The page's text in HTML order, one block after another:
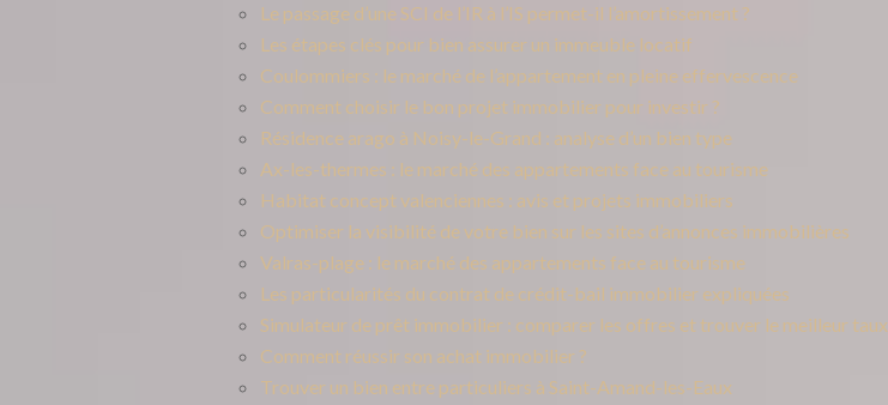
Le passage d’une SCI de l’IR à l’IS permet-il l’amortissement ?
Les étapes clés pour bien assurer un immeuble locatif
Coulommiers : le marché de l’appartement en pleine effervescence
Comment choisir le bon projet immobilier pour investir ?
Résidence arago à Noisy-le-Grand : analyse d’un bien type
Ax-les-thermes : le marché des appartements face au tourisme
Habitat concept valenciennes : avis et projets immobiliers
Optimiser la visibilité de votre bien sur les sites d’annonces immobilières
Valras-plage : le marché des appartements face au tourisme
Les particularités du contrat de crédit-bail immobilier expliquées
Simulateur de prêt immobilier : comparer les offres et trouver le meilleur taux
Comment réussir son achat immobilier ?
Trouver un bien entre particuliers à Saint-Amand-les-Eaux